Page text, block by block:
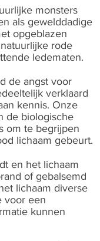
monsters
als gewelddadige
opgeblazen
rode
ledematen.
de angst voor
verklaard
kennis. Onze
de biologische
om te begrijpen
lichaam gebeurt.
en het lichaam
of gebalsemd
lichaam diverse
voor een
kunnen